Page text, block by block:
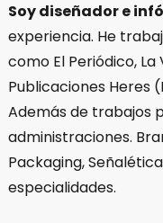
Soy diseñador e
experiencia. He
como El Periódico, La
Publicaciones Heres
Además de trabajos
administraciones.
Packaging,
especialidades.